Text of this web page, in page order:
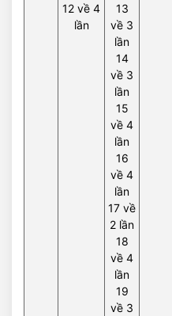
12 về 4
lần
13
về 3
lần
14
về 3
lần
15
về 4
lần
16
về 4
lần
17 về
2 lần
18
về 4
lần
19
về 3